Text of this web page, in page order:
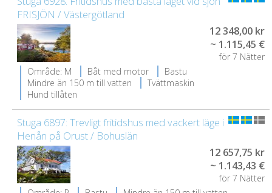
FRISJÖN / Västergötland
12 348,00 kr
~ 1.115,45 €
för 7 Nätter
Område: M
Båt med motor
Bastu
Mindre än 150 m till vatten
Tvättmaskin
Hund tillåten
Stuga 6897: Trevligt fritidshus med vackert läge i
Henån på Orust / Bohuslän
12 657,75 kr
~ 1.143,43 €
för 7 Nätter